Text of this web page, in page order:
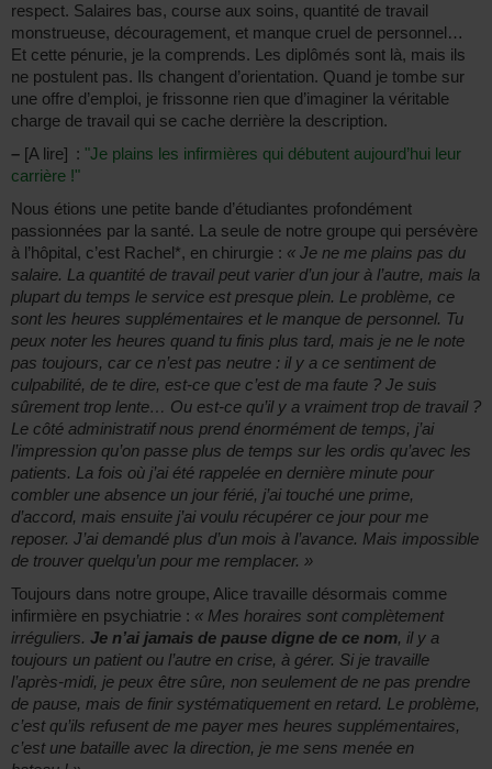
respect. Salaires bas, course aux soins, quantité de travail
monstrueuse, découragement, et manque cruel de personnel…
Et cette pénurie, je la comprends. Les diplômés sont là, mais ils
ne postulent pas. Ils changent d’orientation. Quand je tombe sur
une offre d’emploi, je frissonne rien que d’imaginer la véritable
charge de travail qui se cache derrière la description.
– [A lire] : "Je plains les infirmières qui débutent aujourd’hui leur
carrière !"
Nous étions une petite bande d’étudiantes profondément
passionnées par la santé. La seule de notre groupe qui persévère
à l’hôpital, c’est Rachel*, en chirurgie : « Je ne me plains pas du
salaire. La quantité de travail peut varier d’un jour à l’autre, mais la
plupart du temps le service est presque plein. Le problème, ce
sont les heures supplémentaires et le manque de personnel. Tu
peux noter les heures quand tu finis plus tard, mais je ne le note
pas toujours, car ce n’est pas neutre : il y a ce sentiment de
culpabilité, de te dire, est-ce que c’est de ma faute ? Je suis
sûrement trop lente… Ou est-ce qu’il y a vraiment trop de travail ?
Le côté administratif nous prend énormément de temps, j’ai
l’impression qu’on passe plus de temps sur les ordis qu’avec les
patients. La fois où j’ai été rappelée en dernière minute pour
combler une absence un jour férié, j’ai touché une prime,
d’accord, mais ensuite j’ai voulu récupérer ce jour pour me
reposer. J’ai demandé plus d’un mois à l’avance. Mais impossible
de trouver quelqu’un pour me remplacer. »
Toujours dans notre groupe, Alice travaille désormais comme
infirmière en psychiatrie : « Mes horaires sont complètement
irréguliers. Je n’ai jamais de pause digne de ce nom, il y a
toujours un patient ou l’autre en crise, à gérer. Si je travaille
l’après-midi, je peux être sûre, non seulement de ne pas prendre
de pause, mais de finir systématiquement en retard. Le problème,
c’est qu’ils refusent de me payer mes heures supplémentaires,
c’est une bataille avec la direction, je me sens menée en